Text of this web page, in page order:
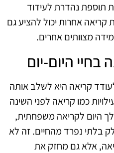
תוספת נהדרת לעידוד
קריאה אחרות יכול להציע גם
מצוותים אחרים.
היום-יום
קריאה היא לשלב אותה
כמו קריאה לפני השינה
היום לקריאה משפחתית,
בלתי נפרד מהחיים. זה לא
אלא גם מחזק את